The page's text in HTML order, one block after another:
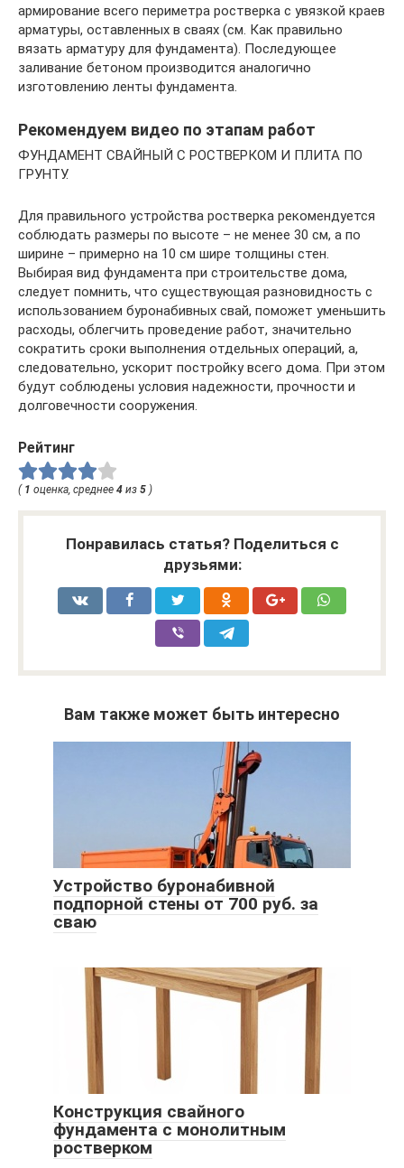
армирование всего периметра ростверка с увязкой краев
арматуры, оставленных в сваях (см. Как правильно
вязать арматуру для фундамента). Последующее
заливание бетоном производится аналогично
изготовлению ленты фундамента.
Рекомендуем видео по этапам работ
ФУНДАМЕНТ СВАЙНЫЙ С РОСТВЕРКОМ И ПЛИТА ПО
ГРУНТУ.
Для правильного устройства ростверка рекомендуется
соблюдать размеры по высоте – не менее 30 см, а по
ширине – примерно на 10 см шире толщины стен.
Выбирая вид фундамента при строительстве дома,
следует помнить, что существующая разновидность с
использованием буронабивных свай, поможет уменьшить
расходы, облегчить проведение работ, значительно
сократить сроки выполнения отдельных операций, а,
следовательно, ускорит постройку всего дома. При этом
будут соблюдены условия надежности, прочности и
долговечности сооружения.
Рейтинг
( 1 оценка, среднее 4 из 5 )
Понравилась статья? Поделиться с
друзьями:
Вам также может быть интересно
Устройство буронабивной
подпорной стены от 700 руб. за
сваю
Конструкция свайного
фундамента с монолитным
ростверком